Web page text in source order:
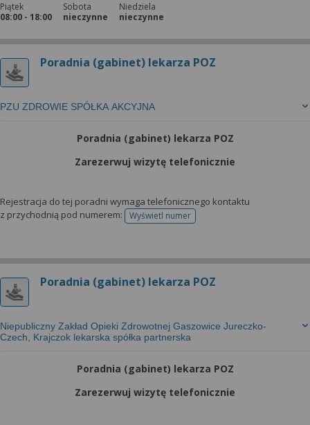
Piątek
08:00 - 18:00
Sobota
nieczynne
Niedziela
nieczynne
Poradnia (gabinet) lekarza POZ
PZU ZDROWIE SPÓŁKA AKCYJNA
Poradnia (gabinet) lekarza POZ
Zarezerwuj wizytę telefonicznie
Rejestracja do tej poradni wymaga telefonicznego kontaktu
z przychodnią pod numerem:
Wyświetl numertelefonu do rejestracji
Poradnia (gabinet) lekarza POZ
Niepubliczny Zakład Opieki Zdrowotnej Gaszowice Jureczko-
Czech, Krajczok lekarska spółka partnerska
Poradnia (gabinet) lekarza POZ
Zarezerwuj wizytę telefonicznie